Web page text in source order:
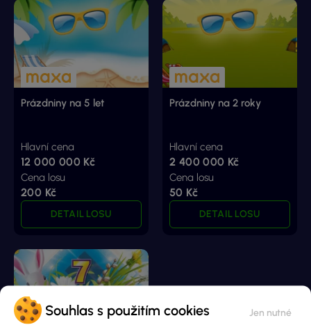
Souhlas s použitím cookies
Prázdniny na 5 let
Hlavní cena
12 000 000 Kč
Cena losu
200 Kč
DETAIL LOSU
Prázdniny na 2 roky
Hlavní cena
2 400 000 Kč
Cena losu
50 Kč
DETAIL LOSU